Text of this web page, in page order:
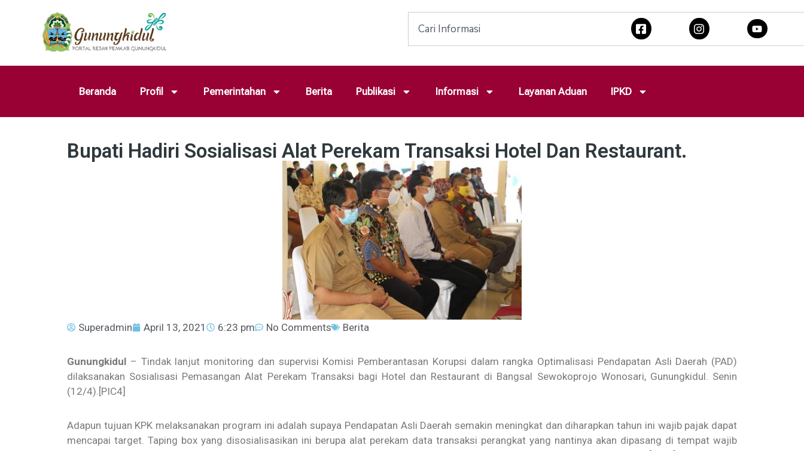
Beranda Profil Pemerintahan Berita Publikasi Informasi Layanan Aduan IPKD
Bupati Hadiri Sosialisasi Alat Perekam Transaksi Hotel Dan Restaurant.
Superadmin April 13, 2021 6:23 pm No Comments Berita
Gunungkidul – Tindak lanjut monitoring dan supervisi Komisi Pemberantasan Korupsi dalam rangka Optimalisasi Pendapatan Asli Daerah (PAD)
dilaksanakan Sosialisasi Pemasangan Alat Perekam Transaksi bagi Hotel dan Restaurant di Bangsal Sewokoprojo Wonosari, Gunungkidul. Senin
(12/4).[PIC4]
Adapun tujuan KPK melaksanakan program ini adalah supaya Pendapatan Asli Daerah semakin meningkat dan diharapkan tahun ini wajib pajak dapat
mencapai target. Taping box yang disosialisasikan ini berupa alat perekam data transaksi perangkat yang nantinya akan dipasang di tempat wajib